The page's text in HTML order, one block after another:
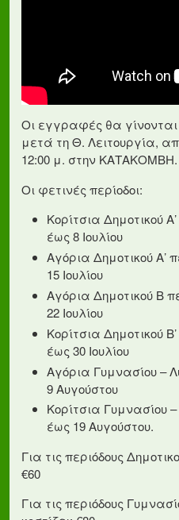
Οι εγγραφές θα
μετά τη Θ. Λειτουργία,
12:00 μ. στην ΚΑΤΑΚΟΜΒΗ.
Οι φετινές περίοδοι:
Κορίτσια Δημοτικού
έως 8 Ιουλίου
Αγόρια Δημοτικού Α’
15 Ιουλίου
Αγόρια Δημοτικού Β
22 Ιουλίου
Κορίτσια Δημοτικού
έως 30 Ιουλίου
Αγόρια Γυμνασίου –
9 Αυγούστου
Κορίτσια Γυμνασίου
έως 19 Αυγούστου.
Για τις περιόδους
€60
Για τις περιόδους